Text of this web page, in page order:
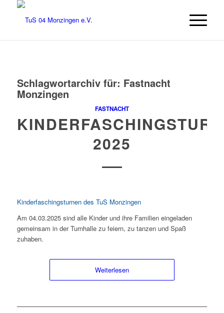
Schlagwortarchiv für: Fastnacht
Monzingen
FASTNACHT
2025
Kinderfaschingsturnen des TuS Monzingen
Am 04.03.2025 sind alle Kinder und ihre Familien eingeladen
gemeinsam in der Turnhalle zu feiern, zu tanzen und Spaß
zuhaben.
Weiterlesen